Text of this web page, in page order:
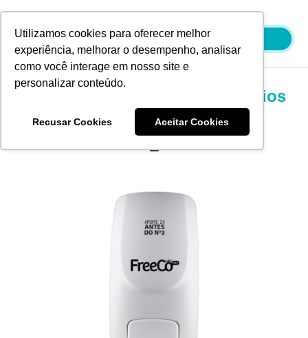
Utilizamos cookies para oferecer melhor
experiência, melhorar o desempenho, analisar
como você interage em nosso site e
personalizar conteúdo.
Recusar Cookies Aceitar Cookies
conteúdo
Bloqueador de Odores Sanitários
Freecô Profissional